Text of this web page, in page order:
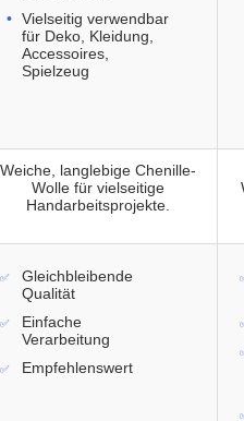
Vielseitig verwendbar
für Deko, Kleidung,
Accessoires,
Spielzeug
Weiche, langlebige Chenille-
Wolle für vielseitige
Handarbeitsprojekte.
Gleichbleibende
Qualität
Einfache
Verarbeitung
Empfehlenswert